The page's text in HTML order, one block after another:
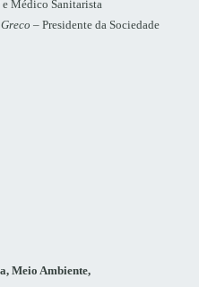
e Médico Sanitarista
– Presidente da Sociedade
Meio Ambiente,